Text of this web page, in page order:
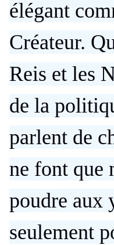
élégant
Créateur.
Reis et les
de la
parlent de
ne font que
poudre aux
seulement